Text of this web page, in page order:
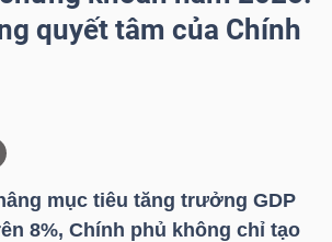
quyết tâm của Chính
mục tiêu tăng trưởng GDP
8%, Chính phủ không chỉ tạo